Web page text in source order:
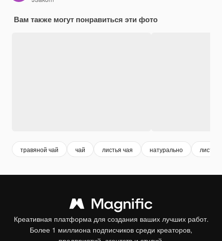
Вам также могут понравиться эти фото
травяной чай чай листья чая натурально лист
Креативная платформа для создания ваших лучших работ.
Более 1 миллиона подписчиков среди креаторов,